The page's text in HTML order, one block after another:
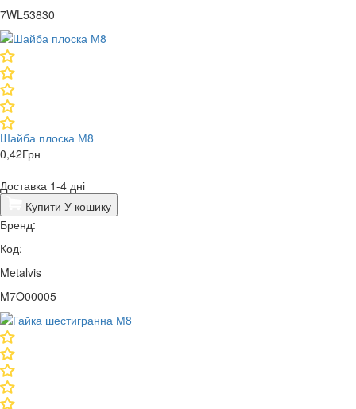
7WL53830
Шайба плоска М8
0,42Грн
Доставка 1-4 дні
Купити У кошику
Бренд:
Код:
Metalvis
M7O00005